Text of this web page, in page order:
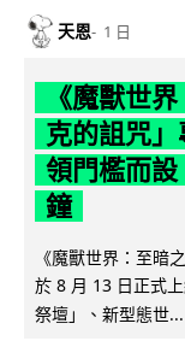
天恩 1 日
《魔獸世
克的詛咒
領門檻而
鐘
《魔獸世界：至暗
於 8 月 13 日正式
祭壇」、新型態世...